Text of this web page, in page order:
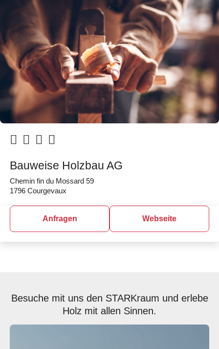
Bauweise Holzbau AG
Chemin fin du Mossard 59
1796 Courgevaux
Anfragen Webseite
Besuche mit uns den STARKraum und erlebe
Holz mit allen Sinnen.